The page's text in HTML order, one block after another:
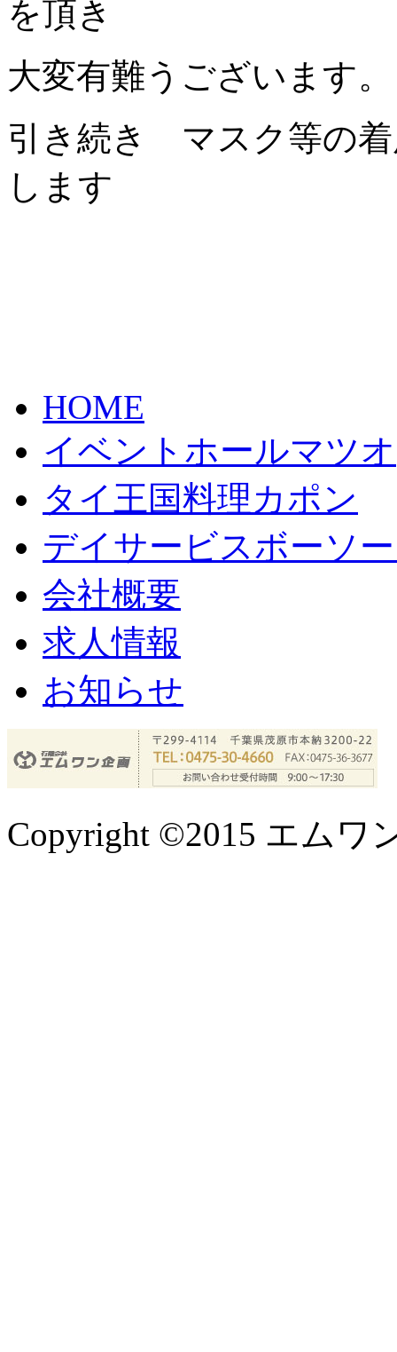
を頂き
大変有難うございます。
引き続き マスク等の着
します
HOME
イベントホールマツオ
タイ王国料理カポン
デイサービスボーソ
会社概要
求人情報
お知らせ
Copyright ©2015 エムワ